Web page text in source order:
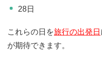
28日
これらの日を旅行の出発日
が期待できます。